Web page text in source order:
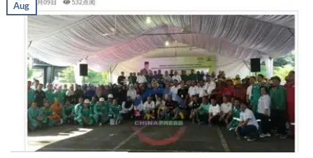
Aug